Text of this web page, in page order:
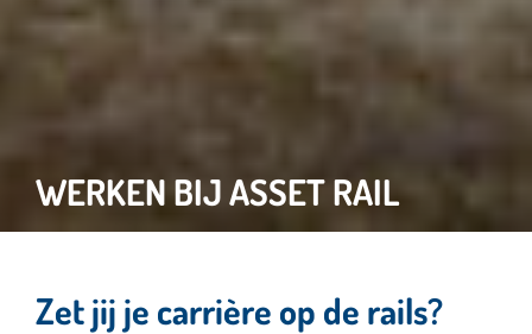
WERKEN BIJ ASSET RAIL
Zet jij je carrière op de rails?